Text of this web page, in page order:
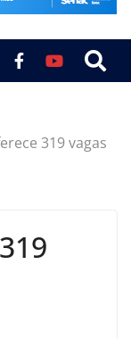
319 vagas